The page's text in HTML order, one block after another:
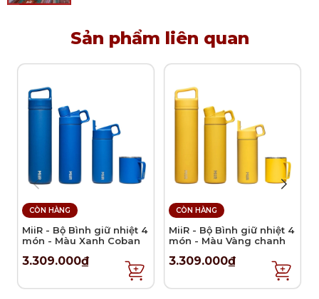
Kích thước: 33 x 16 x 5 cm
mỏng và miếng bảo vệ tay.
Lưu ý:
Có bán rời lưỡi dao và ốc vít trên thân bào.
Không bán lẻ miếng bảo vệ tay.
Sử dụng: Dùng để cắt, bào các loại rau củ.
Sản phẩm liên quan
CÒN HÀNG
MiiR - Bộ Bình giữ nhiệt 4
món - Màu Xanh Coban
3.309.000₫
CÒN HÀNG
MiiR - Bộ Bình giữ nhiệt 4
món - Màu Vàng chanh
3.309.000₫